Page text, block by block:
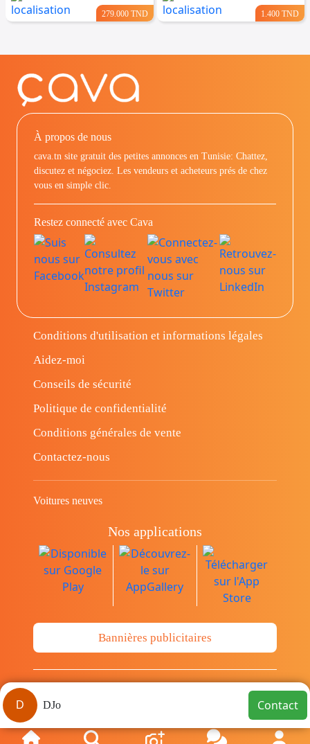
279.000 TND 1.400 TND
D DJo Contact
À propos de nous
cava.tn site gratuit des petites annonces en Tunisie: Chattez,
discutez et négociez. Les vendeurs et acheteurs prés de chez
vous en simple clic.
Restez connecté avec Cava
Conditions d'utilisation et informations légales
Aidez-moi
Conseils de sécurité
Politique de confidentialité
Conditions générales de vente
Contactez-nous
Voitures neuves
Nos applications
Bannières publicitaires
© Copyright 2014-2026 Cava.tn Limited Tous